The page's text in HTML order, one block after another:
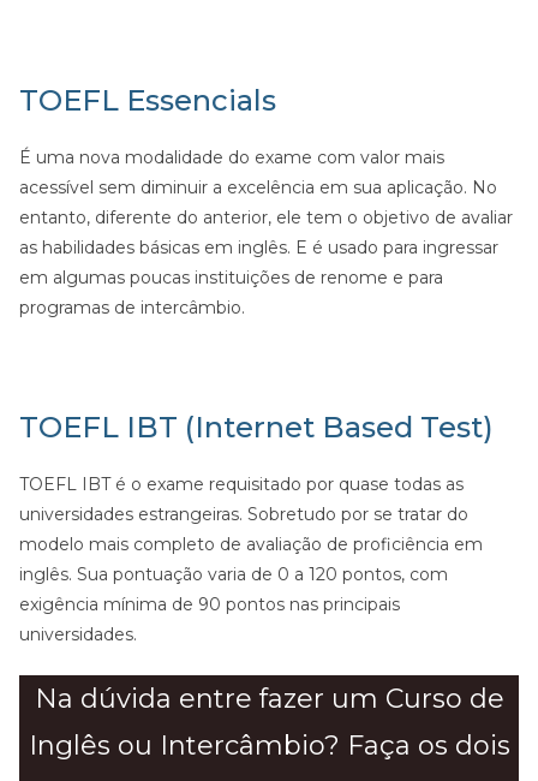
TOEFL Essencials
É uma nova modalidade do exame com valor mais
acessível sem diminuir a excelência em sua aplicação. No
entanto, diferente do anterior, ele tem o objetivo de avaliar
as habilidades básicas em inglês. E é usado para ingressar
em algumas poucas instituições de renome e para
programas de intercâmbio.
TOEFL IBT (Internet Based Test)
TOEFL IBT é o exame requisitado por quase todas as
universidades estrangeiras. Sobretudo por se tratar do
modelo mais completo de avaliação de proficiência em
inglês. Sua pontuação varia de 0 a 120 pontos, com
exigência mínima de 90 pontos nas principais
universidades.
Na dúvida entre fazer um Curso de
Inglês ou Intercâmbio? Faça os dois